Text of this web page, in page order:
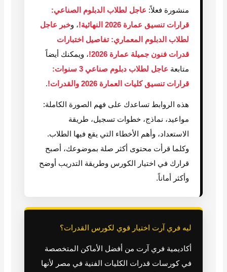
منشورة فعلاً: عاجل لطلاب الدبلوم الصناعي:
قرارات تنسيق عمارة 2026 النهائية!
، وخبر عاجل
لطلاب الدبلوم المعماري: تفاصيل اختبارات
قدرات فنون جميلة عمارة 2026!
، ويمكنك أيضاً
متابعة
عاجل لطلاب دبلوم صناعي 3 سنوات:
قرارات تنسيق كليات العمارة 2026 والقدرات!
.
هذه الروابط تساعدك على فهم الصورة الكاملة:
مواعيد، نماذج، خطوات تسجيل، طريقة
الاستعداد، وأهم الأخطاء التي يقع فيها الطلاب.
وكلما قرأت محتوى أكثر صلة بموضوعك، أصبح
قرارك في اختيار الكورس وطريقة التدريب أوضح
وأكثر أماناً.
ليه فري آرت اختيار قوي لكورس القدرات؟
أكاديمية فري آرت من أفضل الأماكن المتخصصة
في كورسات قدرات الكليات الفنية في مصر لأنها